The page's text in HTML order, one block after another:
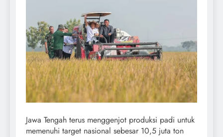
Jawa Tengah terus menggenjot produksi padi untuk
memenuhi target nasional sebesar 10,5 juta ton